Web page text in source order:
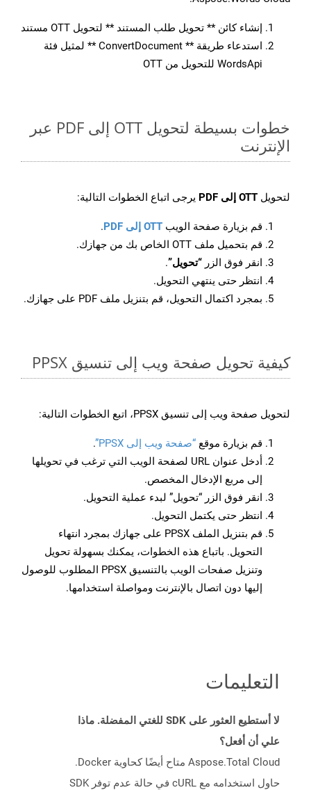
إنشاء كائن ** تحويل طلب المستند ** لتحويل OTT مستند
استدعاء طريقة ** ConvertDocument ** لمثيل فئة
WordsApi للتحويل من OTT
خطوات بسيطة لتحويل OTT إلى PDF عبر
الإنترنت
لتحويل OTT إلى PDF يرجى اتباع الخطوات التالية:
قم بزيارة صفحة الويب OTT إلى PDF
.
قم بتحميل ملف OTT الخاص بك من جهازك.
انقر فوق الزر “تحويل”.
انتظر حتى ينتهي التحويل.
بمجرد اكتمال التحويل، قم بتنزيل ملف PDF على جهازك.
كيفية تحويل صفحة ويب إلى تنسيق PPSX
لتحويل صفحة ويب إلى تنسيق PPSX، اتبع الخطوات التالية:
قم بزيارة موقع “صفحة ويب إلى PPSX”
.
أدخل عنوان URL لصفحة الويب التي ترغب في تحويلها
إلى مربع الإدخال المخصص.
انقر فوق الزر “تحويل” لبدء عملية التحويل.
انتظر حتى يكتمل التحويل.
قم بتنزيل الملف PPSX على جهازك بمجرد انتهاء
التحويل. باتباع هذه الخطوات، يمكنك بسهولة تحويل
وتنزيل صفحات الويب بالتنسيق PPSX المطلوب للوصول
إليها دون اتصال بالإنترنت ومواصلة استخدامها.
التعليمات
لا أستطيع العثور على SDK للغتي المفضلة. ماذا
علي أن أفعل؟
Aspose.Total Cloud متاح أيضًا كحاوية Docker.
حاول استخدامه مع cURL في حالة عدم توفر SDK